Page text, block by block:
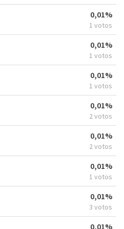
0,01%
1 votos
0,01%
1 votos
0,01%
1 votos
0,01%
2 votos
0,01%
2 votos
0,01%
1 votos
0,01%
3 votos
0,01%